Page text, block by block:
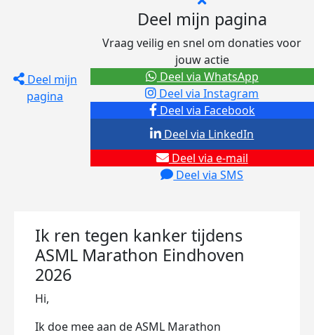
Deel mijn
pagina
Deel mijn pagina
Vraag veilig en snel om donaties voor
jouw actie
Deel via Facebook
Deel via Instagram
Deel via e-mail
Deel via SMS
Deel via LinkedIn
Deel via WhatsApp
Ik ren tegen kanker tijdens
ASML Marathon Eindhoven
2026
Hi,
Ik doe mee aan de ASML Marathon